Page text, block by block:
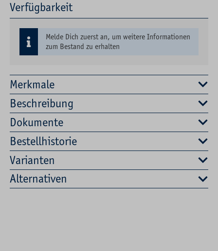
Merkmale
Beschreibung
Dokumente
Bestellhistorie
Varianten
Alternativen
Verfügbarkeit
Melde Dich zuerst an, um weitere Informationen
zum Bestand zu erhalten